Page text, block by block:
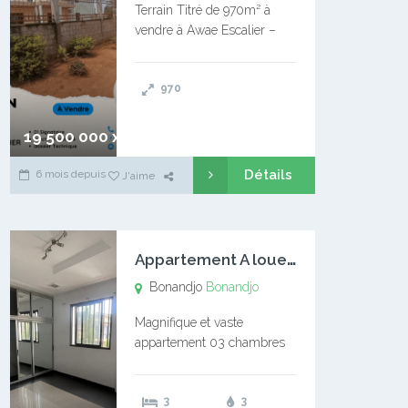
19 500 000 xaf
Terrain Titré de 970m² à
vendre à Awae Escalier –
l’Université Catholique –
970
6 mois depuis J'aime Détails
A
ppartement A louer Bonandjo
Bonandjo Bonandjo
Magnifique et vaste
appartement 03 chambres
douches 01 vaste salon 01
3 3